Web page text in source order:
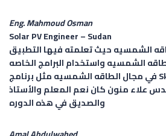
Eng. Mahmoud Osman
Solar PV Engineer –Sudan
الشمسيه حيث تعلمته فيها التطبيق
الشمسيه واستخدام البرامج الخاصه
في مجال الطاقه الشمسيه مثل برنامج Sketchup وبرنامج PVSYST
علاء منون كان نعم المعلم والأستاذ
والصديق في هذه الدوره